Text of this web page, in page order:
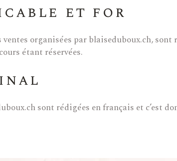
et for
ventes organisées par blaiseduboux.ch,
étant réservées.
sont rédigées en français et c’est